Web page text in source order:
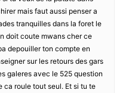
mais faut aussi penser a
tranquilles dans la foret le
doit coute mwans cher ce
depouiller ton compte en
sur les retours des gars
galeres avec le 525 question
ca roule tout seul. Et si tu te